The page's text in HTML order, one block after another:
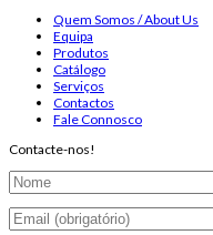
Quem Somos / About Us
Equipa
Produtos
Catálogo
Serviços
Contactos
Fale Connosco
Contacte-nos!